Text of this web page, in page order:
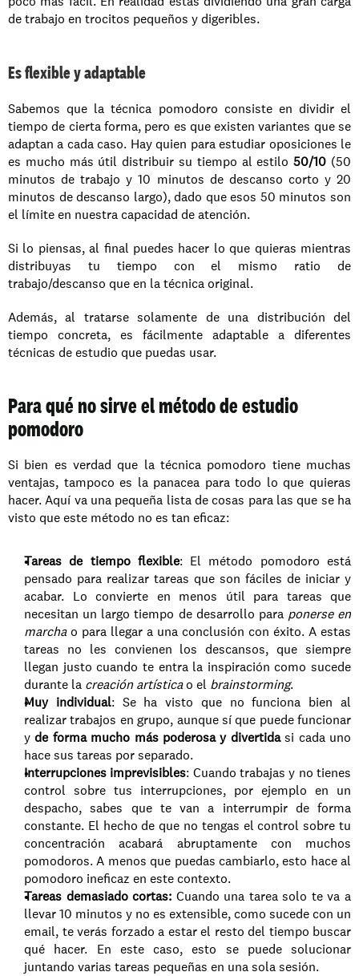
de trabajo en trocitos pequeños y digeribles.
Es flexible y adaptable
Sabemos que la técnica pomodoro consiste en dividir el
tiempo de cierta forma, pero es que existen variantes que se
adaptan a cada caso. Hay quien para estudiar oposiciones le
es mucho más útil distribuir su tiempo al estilo 50/10 (50
minutos de trabajo y 10 minutos de descanso corto y 20
minutos de descanso largo), dado que esos 50 minutos son
el límite en nuestra capacidad de atención.
Si lo piensas, al final puedes hacer lo que quieras mientras
distribuyas tu tiempo con el mismo ratio de
trabajo/descanso que en la técnica original.
Además, al tratarse solamente de una distribución del
tiempo concreta, es fácilmente adaptable a diferentes
técnicas de estudio que puedas usar.
Para qué no sirve el método de estudio
pomodoro
Si bien es verdad que la técnica pomodoro tiene muchas
ventajas, tampoco es la panacea para todo lo que quieras
hacer. Aquí va una pequeña lista de cosas para las que se ha
visto que este método no es tan eficaz:
Tareas de tiempo flexible: El método pomodoro está
pensado para realizar tareas que son fáciles de iniciar y
acabar. Lo convierte en menos útil para tareas que
necesitan un largo tiempo de desarrollo para ponerse en
marcha o para llegar a una conclusión con éxito. A estas
tareas no les convienen los descansos, que siempre
llegan justo cuando te entra la inspiración como sucede
durante la creación artística o el brainstorming.
Muy individual: Se ha visto que no funciona bien al
realizar trabajos en grupo, aunque sí que puede funcionar
y de forma mucho más poderosa y divertida si cada uno
hace sus tareas por separado.
Interrupciones imprevisibles: Cuando trabajas y no tienes
control sobre tus interrupciones, por ejemplo en un
despacho, sabes que te van a interrumpir de forma
constante. El hecho de que no tengas el control sobre tu
concentración acabará abruptamente con muchos
pomodoros. A menos que puedas cambiarlo, esto hace al
pomodoro ineficaz en este contexto.
Tareas demasiado cortas: Cuando una tarea solo te va a
llevar 10 minutos y no es extensible, como sucede con un
email, te verás forzado a estar el resto del tiempo buscar
qué hacer. En este caso, esto se puede solucionar
juntando varias tareas pequeñas en una sola sesión.